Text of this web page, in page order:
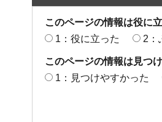
このページの情報は役に
1：役に立った
2：
このページの情報は見つ
1：見つけやすかった